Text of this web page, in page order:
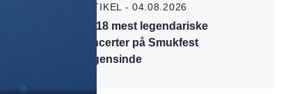
ARTIKEL - 04.08.2026
De 18 mest legendariske
koncerter på Smukfest
nogensinde